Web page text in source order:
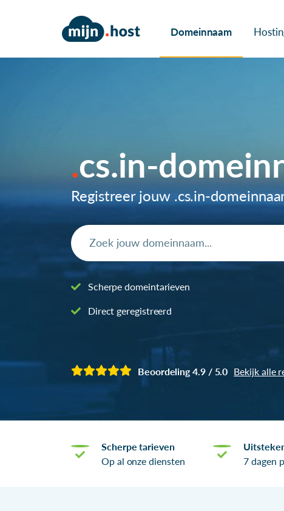
Domeinnaam
cs.in-
Registreer jouw .cs.in-
Scherpe domeintarieven
Direct geregistreerd
Beoordeling 4.9 / 5.0 Bekijk alle
Scherpe tarieven
Op al onze diensten
7 dagen